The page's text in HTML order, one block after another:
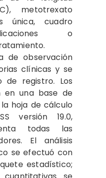
metotrexato
única, cuadro
o
de observación
clínicas y se
de registro. Los
en una base de
hoja de cálculo
versión 19.0,
todas las
El análisis
se efectuó con
estadístico;